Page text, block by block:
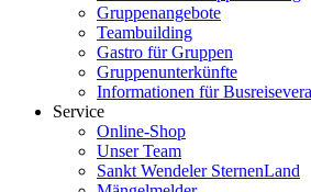
Gruppenangebote
Teambuilding
Gastro für Gruppen
Gruppenunterkünfte
Informationen für
Service
Online-Shop
Unser Team
Sankt Wendeler SternenLand